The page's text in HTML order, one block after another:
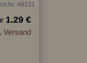
1.29 €
Versand